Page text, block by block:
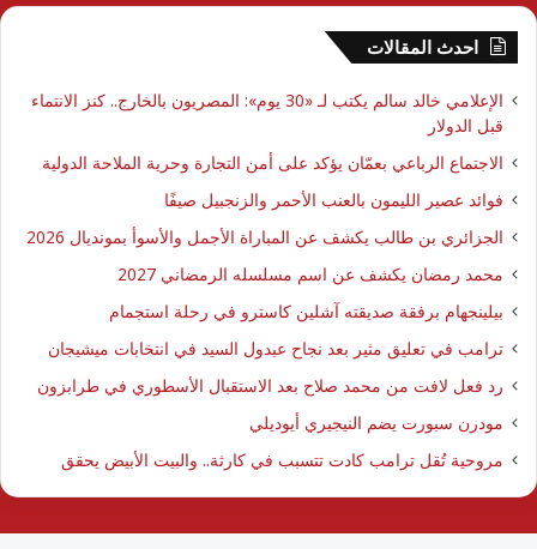
احدث المقالات
الإعلامي خالد سالم يكتب لـ «30 يوم»: المصريون بالخارج.. كنز الانتماء
قبل الدولار
الاجتماع الرباعي بعمّان يؤكد على أمن التجارة وحرية الملاحة الدولية
فوائد عصير الليمون بالعنب الأحمر والزنجبيل صيفًا
الجزائري بن طالب يكشف عن المباراة الأجمل والأسوأ بمونديال 2026
محمد رمضان يكشف عن اسم مسلسله الرمضاني 2027
بيلينجهام برفقة صديقته آشلين كاسترو في رحلة استجمام
ترامب في تعليق مثير بعد نجاح عبدول السيد في انتخابات ميشيجان
رد فعل لافت من محمد صلاح بعد الاستقبال الأسطوري في طرابزون
مودرن سبورت يضم النيجيري أيوديلي
مروحية تُقل ترامب كادت تتسبب في كارثة.. والبيت الأبيض يحقق